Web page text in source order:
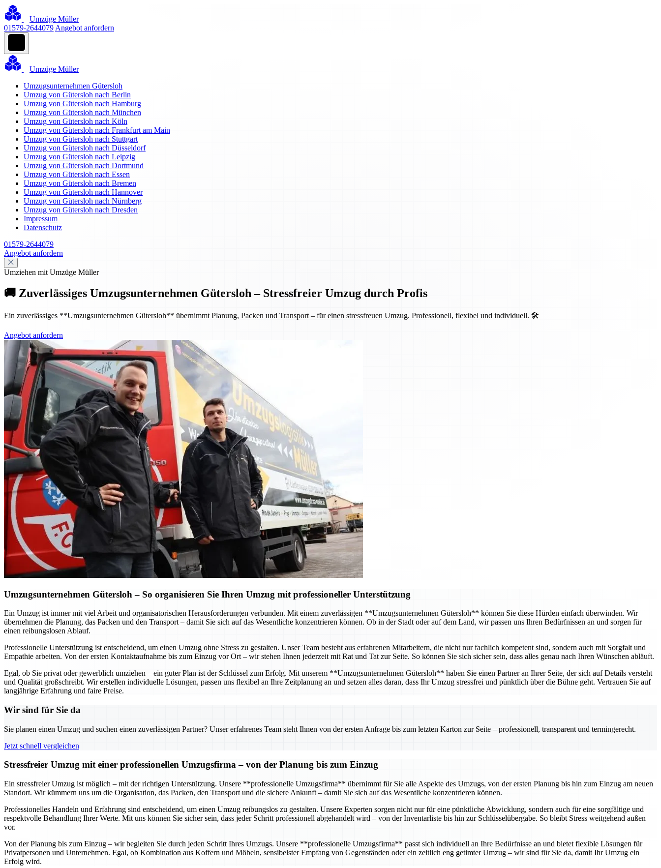
Umzüge Müller
01579-2644079 Angebot anfordern
Umzüge Müller
Umzugsunternehmen Gütersloh
Umzug von Gütersloh nach Berlin
Umzug von Gütersloh nach Hamburg
Umzug von Gütersloh nach München
Umzug von Gütersloh nach Köln
Umzug von Gütersloh nach Frankfurt am Main
Umzug von Gütersloh nach Stuttgart
Umzug von Gütersloh nach Düsseldorf
Umzug von Gütersloh nach Leipzig
Umzug von Gütersloh nach Dortmund
Umzug von Gütersloh nach Essen
Umzug von Gütersloh nach Bremen
Umzug von Gütersloh nach Hannover
Umzug von Gütersloh nach Nürnberg
Umzug von Gütersloh nach Dresden
Impressum
Datenschutz
01579-2644079
Angebot anfordern
Umziehen mit Umzüge Müller
🚚 Zuverlässiges Umzugsunternehmen Gütersloh – Stressfreier Umzug durch Profis
Ein zuverlässiges **Umzugsunternehmen Gütersloh** übernimmt Planung, Packen und Transport – für einen stressfreuen Umzug. Professionell, flexibel und individuell. 🛠️
Angebot anfordern
Umzugsunternehmen Gütersloh – So organisieren Sie Ihren Umzug mit professioneller Unterstützung
Ein Umzug ist immer mit viel Arbeit und organisatorischen Herausforderungen verbunden. Mit einem zuverlässigen **Umzugsunternehmen Gütersloh** können Sie diese Hürden einfach überwinden. Wir
übernehmen die Planung, das Packen und den Transport – damit Sie sich auf das Wesentliche konzentrieren können. Ob in der Stadt oder auf dem Land, wir passen uns Ihren Bedürfnissen an und sorgen für
einen reibungslosen Ablauf.
Professionelle Unterstützung ist entscheidend, um einen Umzug ohne Stress zu gestalten. Unser Team besteht aus erfahrenen Mitarbeitern, die nicht nur fachlich kompetent sind, sondern auch mit Sorgfalt und
Empathie arbeiten. Von der ersten Kontaktaufnahme bis zum Einzug vor Ort – wir stehen Ihnen jederzeit mit Rat und Tat zur Seite. So können Sie sich sicher sein, dass alles genau nach Ihren Wünschen abläuft.
Egal, ob Sie privat oder gewerblich umziehen – ein guter Plan ist der Schlüssel zum Erfolg. Mit unserem **Umzugsunternehmen Gütersloh** haben Sie einen Partner an Ihrer Seite, der sich auf Details versteht
und Qualität großschreibt. Wir erstellen individuelle Lösungen, passen uns flexibel an Ihre Zeitplanung an und setzen alles daran, dass Ihr Umzug stressfrei und pünktlich über die Bühne geht. Vertrauen Sie auf
langjährige Erfahrung und faire Preise.
Wir sind für Sie da
Sie planen einen Umzug und suchen einen zuverlässigen Partner? Unser erfahrenes Team steht Ihnen von der ersten Anfrage bis zum letzten Karton zur Seite – professionell, transparent und termingerecht.
Jetzt schnell vergleichen
Stressfreier Umzug mit einer professionellen Umzugsfirma – von der Planung bis zum Einzug
Ein stressfreier Umzug ist möglich – mit der richtigen Unterstützung. Unsere **professionelle Umzugsfirma** übernimmt für Sie alle Aspekte des Umzugs, von der ersten Planung bis hin zum Einzug am neuen
Standort. Wir kümmern uns um die Organisation, das Packen, den Transport und die sichere Ankunft – damit Sie sich auf das Wesentliche konzentrieren können.
Professionelles Handeln und Erfahrung sind entscheidend, um einen Umzug reibungslos zu gestalten. Unsere Experten sorgen nicht nur für eine pünktliche Abwicklung, sondern auch für eine sorgfältige und
respektvolle Behandlung Ihrer Werte. Mit uns können Sie sicher sein, dass jeder Schritt professionell abgehandelt wird – von der Inventarliste bis hin zur Schlüsselübergabe. So bleibt Stress weitgehend außen
vor.
Von der Planung bis zum Einzug – wir begleiten Sie durch jeden Schritt Ihres Umzugs. Unsere **professionelle Umzugsfirma** passt sich individuell an Ihre Bedürfnisse an und bietet flexible Lösungen für
Privatpersonen und Unternehmen. Egal, ob Kombination aus Koffern und Möbeln, sensibelster Empfang von Gegenständen oder ein zeitlich eng getimter Umzug – wir sind für Sie da, damit Ihr Umzug ein
Erfolg wird.